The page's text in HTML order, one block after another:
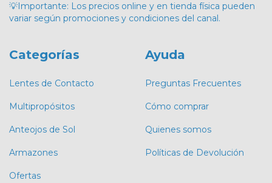
💡Importante: Los precios online y en tienda física pueden
variar según promociones y condiciones del canal.
Categorías
Lentes de Contacto
Multipropósitos
Anteojos de Sol
Armazones
Ofertas
Ayuda
Preguntas Frecuentes
Cómo comprar
Quienes somos
Políticas de Devolución